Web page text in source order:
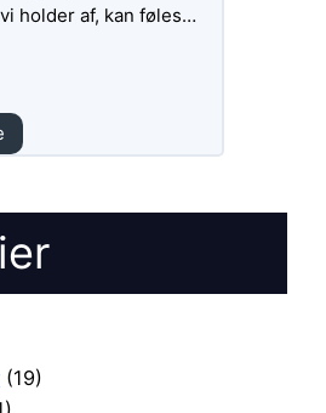
(19)
holder af, kan føles…